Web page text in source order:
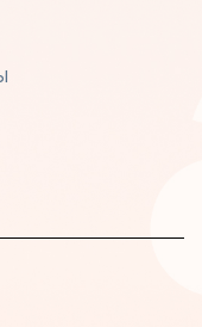
нашими
же на запчасти,